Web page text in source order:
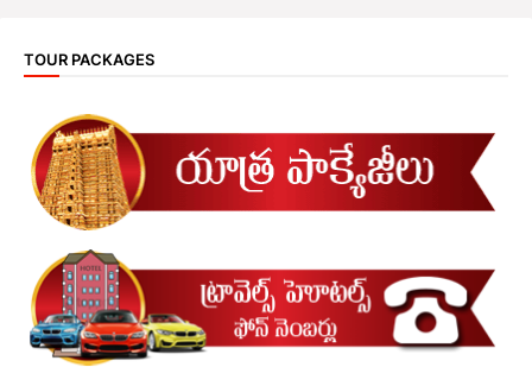
TOUR PACKAGES